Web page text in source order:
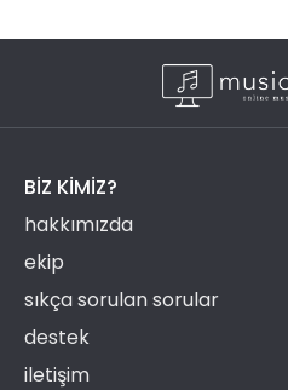
BIZ KIMIZ?
hakkımızda
ekip
sıkça sorulan sorular
destek
iletişim